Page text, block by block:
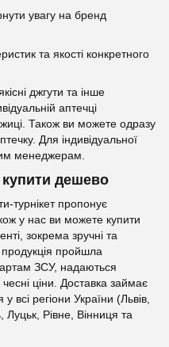
увагу на бренд
та якості конкретного
джгути та інше
аптечці
Також ви можете одразу
Для індивідуальної
менеджерам.
купити дешево
турнікет пропонує
у нас ви можете купити
зокрема зручні та
продукція пройшла
ЗСУ, надаються
ціни. Доставка займає
всі регіони України (Львів,
Луцьк, Рівне, Вінниця та